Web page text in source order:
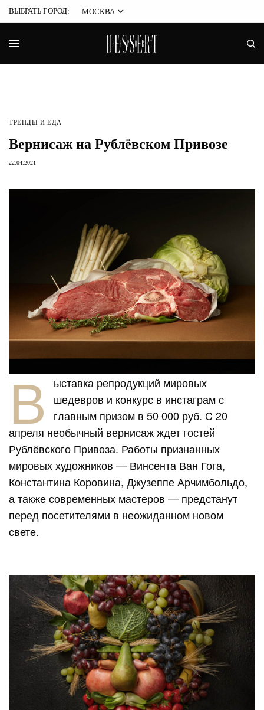
ВЫБРАТЬ ГОРОД: МОСКВА
ТРЕНДЫ И ЕДА
Вернисаж на Рублёвском Привозе
22.04.2021
В ыставка репродукций мировых
шедевров и конкурс в инстаграм с
главным призом в 50 000 руб. C 20
апреля необычный вернисаж ждет гостей
Рублёвского Привоза. Работы признанных
мировых художников — Винсента Ван Гога,
Константина Коровина, Джузеппе Арчимбольдо,
а также современных мастеров — предстанут
перед посетителями в неожиданном новом
свете.